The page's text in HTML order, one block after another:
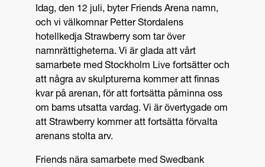
Idag, den 12 juli, byter Friends Arena namn,
och vi välkomnar Petter Stordalens
hotellkedja Strawberry som tar över
namnrättigheterna. Vi är glada att vårt
samarbete med Stockholm Live fortsätter och
att några av skulpturerna kommer att finnas
kvar på arenan, för att fortsätta påminna oss
om barns utsatta vardag. Vi är övertygade om
att Strawberry kommer att fortsätta förvalta
arenans stolta arv.
Friends nära samarbete med Swedbank